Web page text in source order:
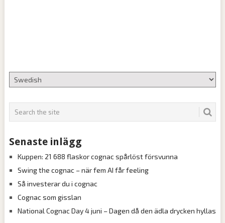
Senaste inlägg
Kuppen: 21 688 flaskor cognac spårlöst försvunna
Swing the cognac – när fem AI får feeling
Så investerar du i cognac
Cognac som gisslan
National Cognac Day 4 juni – Dagen då den ädla drycken hyllas